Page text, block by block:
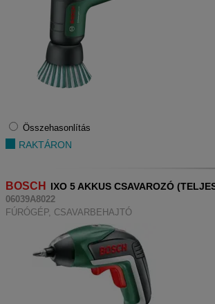
Összehasonlítás
RAKTÁRON
BOSCH IXO 5 AKKUS CSAVAROZÓ
06039A8022
FÚRÓGÉP, CSAVARBEHAJTÓ